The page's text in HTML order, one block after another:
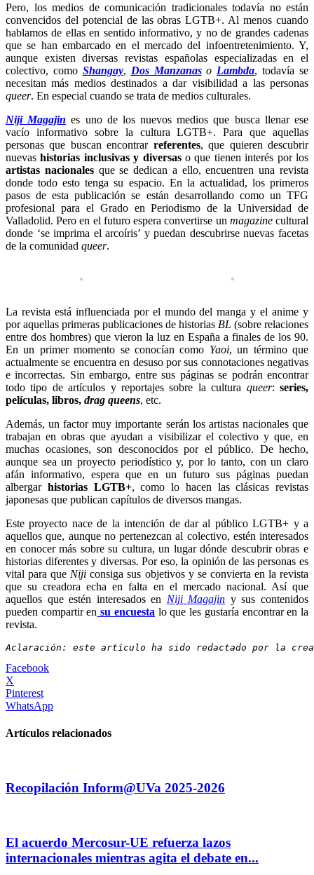
Pero, los medios de comunicación tradicionales todavía no están
convencidos del potencial de las obras LGTB+. Al menos cuando
hablamos de ellas en sentido informativo, y no de grandes cadenas
que se han embarcado en el mercado del infoentretenimiento. Y,
aunque existen diversas revistas españolas especializadas en el
colectivo, como Shangay, Dos Manzanas o Lambda, todavía se
necesitan más medios destinados a dar visibilidad a las personas
queer. En especial cuando se trata de medios culturales.
Niji Magajin es uno de los nuevos medios que busca llenar ese
vacío informativo sobre la cultura LGTB+. Para que aquellas
personas que buscan encontrar referentes, que quieren descubrir
nuevashistorias inclusivas y diversaso que tienen interés por los
artistas nacionalesque se dedican a ello, encuentren una revista
donde todo esto tenga su espacio. En la actualidad, los primeros
pasos de esta publicación se están desarrollando como un TFG
profesional para el Grado en Periodismo de la Universidad de
Valladolid. Pero en el futuro espera convertirse un magazinecultural
donde ‘se imprima el arcoíris’ y puedan descubrirse nuevas facetas
de la comunidad queer.
La revista está influenciada por el mundo del manga y el anime y
por aquellas primeras publicaciones de historias BL (sobre relaciones
entre dos hombres) que vieron la luz en España a finales de los 90.
En un primer momento se conocían como Yaoi, un término que
actualmente se encuentra en desuso por sus connotaciones negativas
e incorrectas. Sin embargo, entre sus páginas se podrán encontrar
todo tipo de artículos y reportajes sobre la cultura queer: series,
películas, libros, drag queens, etc.
Además, un factor muy importante serán los artistas nacionales que
trabajan en obras que ayudan a visibilizar el colectivo y que, en
muchas ocasiones, son desconocidos por el público. De hecho,
aunque sea un proyecto periodístico y, por lo tanto, con un claro
afán informativo, espera que en un futuro sus páginas puedan
albergar historias LGTB+, como lo hacen las clásicas revistas
japonesas que publican capítulos de diversos mangas.
Este proyecto nace de la intención de dar al público LGTB+ y a
aquellos que, aunque no pertenezcan al colectivo, estén interesados
en conocer más sobre su cultura, un lugar dónde descubrir obras e
historias diferentes y diversas. Por eso, la opinión de las personas es
vital para que Niji consiga sus objetivos y se convierta en la revista
que su creadora echa en falta en el mercado nacional. Así que
aquellos que estén interesados en Niji Magajin y sus contenidos
pueden compartir en su encuesta lo que les gustaría encontrar en la
revista.
Aclaración: este artículo ha sido redactado por la
Facebook
X
Pinterest
WhatsApp
Artículos relacionados
Recopilación Inform@UVa 2025-2026
El acuerdo Mercosur-UE refuerza lazos
internacionales mientras agita el debate en...